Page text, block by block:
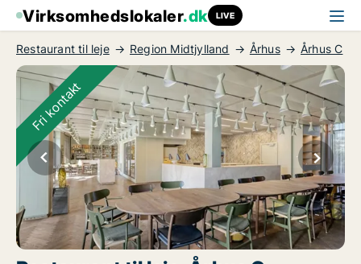
Virksomhedslokaler.dk LIVE
Restaurant til leje Region Midtjylland Århus Århus C
Fri kontakt